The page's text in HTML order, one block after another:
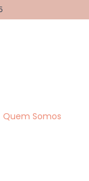
Quem Somos